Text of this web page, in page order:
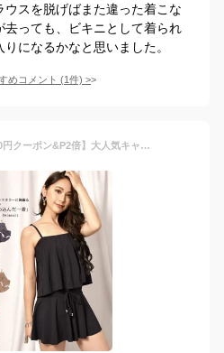
ウスを脱げばまた違った着こな
去っても、ビキニとして着られ
になるかなと思いました。
めコメント (1件) >
【スーパーSALE限定100円クーポン&P2倍】大人気キャミ水着 3点セット 【ランキング1位 送料無料 レビューで100円クーポン】老舗水着ブランド M L LL レディース水着 ビキニ パープル カーキ モカ ピンク 大人可愛いかわいい セパレート 体型カバー ブラック サウナ 大学生